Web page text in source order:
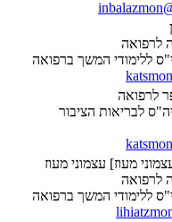
לרפואה
ללימודי המשך ברפואה
לרפואה
לבריאות הציבור
מעוז] עצמוני מעוז
לרפואה
ללימודי המשך ברפואה